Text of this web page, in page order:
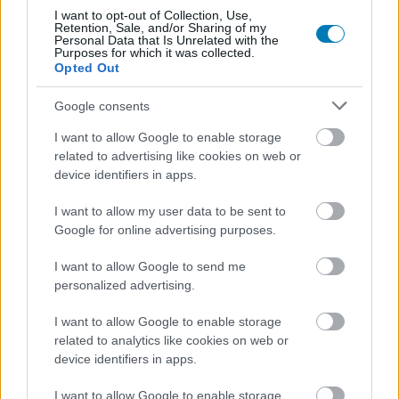
I want to opt-out of Collection, Use,
Retention, Sale, and/or Sharing of my
Personal Data that Is Unrelated with the
Purposes for which it was collected.
Opted Out
Google consents
I want to allow Google to enable storage
related to advertising like cookies on web or
device identifiers in apps.
I want to allow my user data to be sent to
Google for online advertising purposes.
I want to allow Google to send me
personalized advertising.
I want to allow Google to enable storage
related to analytics like cookies on web or
device identifiers in apps.
I want to allow Google to enable storage
mindez csak azért történik, hogy az Xbox csapata
kitaposhassa a Blizzardból a konzolos verziót.
Ezt az egész hangulatot most jól megkeverte
szivárgás, miszerint az Xbox egy konzol-PC hibriden
dolgozik, amin a World of Warcraft is játszható lesz.
Mivel egy hibridről van szó, így nyilván telepíthetők
lennének rá az addonok is, és billentyűzettel is lehetne
pörgetni rajta a játékot, de itt jön be a képbe Mike
Ybarra, aki azóta turnézik a populista tweetjeivel, mióta
Phil Spencer kirakta őt a Blizzard irodájából.
Ybarra nemmindig posztol marhaságokat
(a rossz óra
is pontos naponta kétszer, ugye), de a mondandójának
a mérges tömegre, anélkül, hogy bármi hasznos
információval segítené az adott témával kapcsolatos